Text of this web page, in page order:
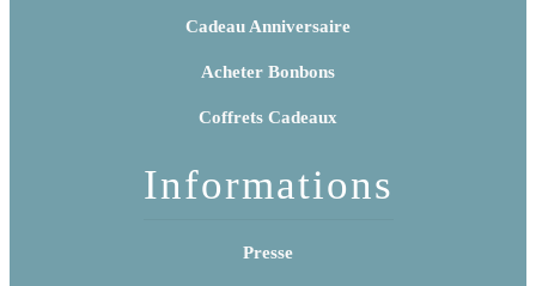
Cadeau Anniversaire
Acheter Bonbons
Coffrets Cadeaux
Informations
Presse